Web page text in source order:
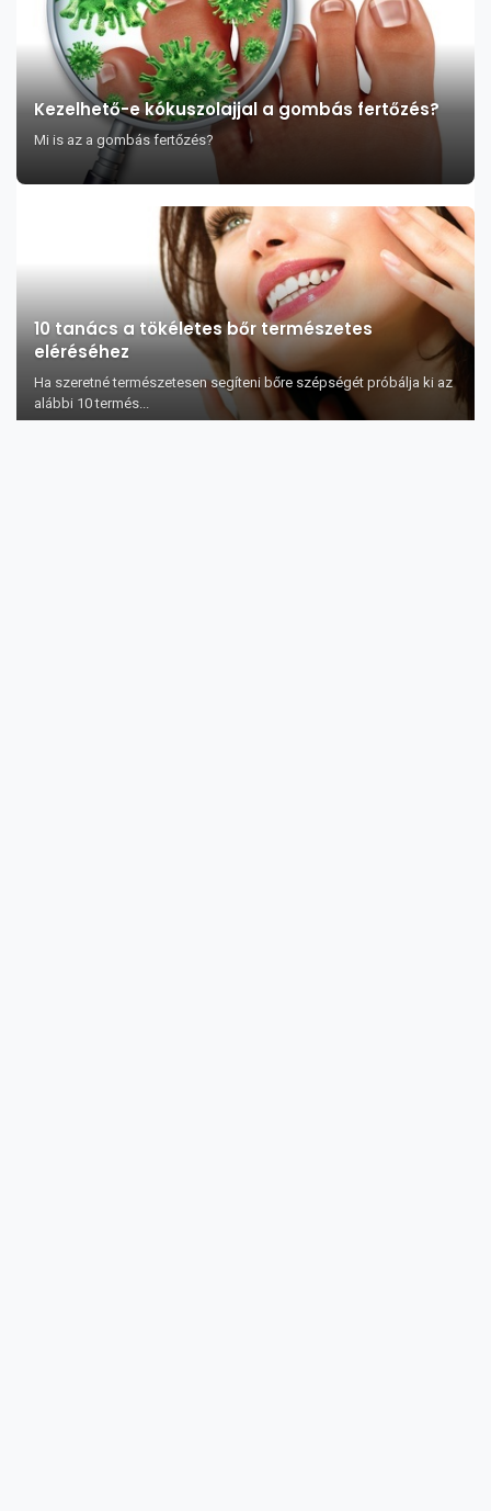
Kezelhető-e kókuszolajjal a gombás fertőzés?
Mi is az a gombás fertőzés?
10 tanács a tökéletes bőr természetes
eléréséhez
Ha szeretné természetesen segíteni bőre szépségét próbálja ki az
alábbi 10 termés...